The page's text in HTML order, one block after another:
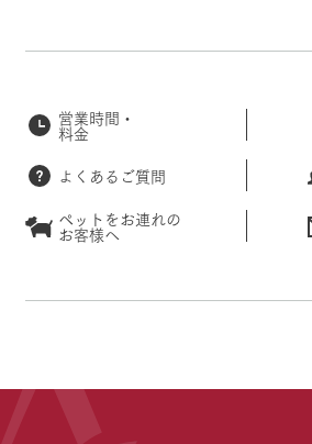
営業時間・
料金
よくあるご質問
ペットをお連れの
お客様へ